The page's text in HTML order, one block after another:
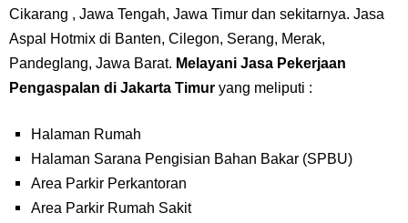
Cikarang , Jawa Tengah, Jawa Timur dan sekitarnya. Jasa
Aspal Hotmix di Banten, Cilegon, Serang, Merak,
Pandeglang, Jawa Barat. Melayani Jasa Pekerjaan
Pengaspalan di Jakarta Timur yang meliputi :
Halaman Rumah
Halaman Sarana Pengisian Bahan Bakar (SPBU)
Area Parkir Perkantoran
Area Parkir Rumah Sakit